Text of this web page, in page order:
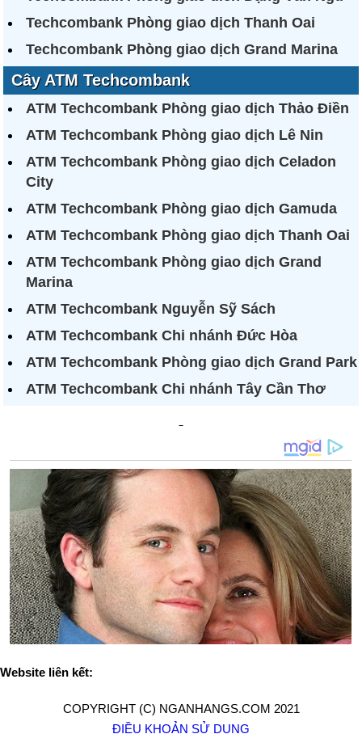
Techcombank Phòng giao dịch Thanh Oai
Techcombank Phòng giao dịch Grand Marina
Cây ATM Techcombank
ATM Techcombank Phòng giao dịch Thảo Điền
ATM Techcombank Phòng giao dịch Lê Nin
ATM Techcombank Phòng giao dịch Celadon
City
ATM Techcombank Phòng giao dịch Gamuda
ATM Techcombank Phòng giao dịch Thanh Oai
ATM Techcombank Phòng giao dịch Grand
Marina
ATM Techcombank Nguyễn Sỹ Sách
ATM Techcombank Chi nhánh Đức Hòa
ATM Techcombank Phòng giao dịch Grand Park
ATM Techcombank Chi nhánh Tây Cần Thơ
Website liên kết:
COPYRIGHT (C) NGANHANGS.COM 2021
ĐIỀU KHOẢN SỬ DỤNG